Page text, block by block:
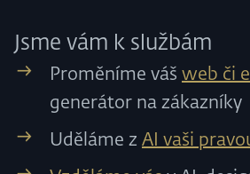
Jsme vám k službám
Proměníme váš web či
generátor na zákazníky
Uděláme z AI vaši